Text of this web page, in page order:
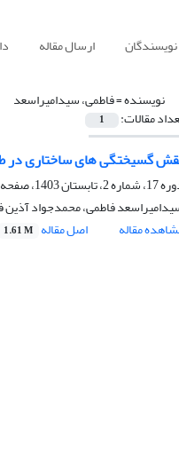
ارسال مقاله
نویسنده =فاطمی، سیدامیراسعد
مقالات: 1
گسیختگی های ساختاری در
2، تابستان 1403، صفحه
فاطمی، محمدجواد آذین
مقاله
اصل مقاله 1.61 M